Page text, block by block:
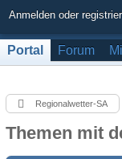
Anmelden oder
Portal Forum
Regionalwetter-SA
Themen mit